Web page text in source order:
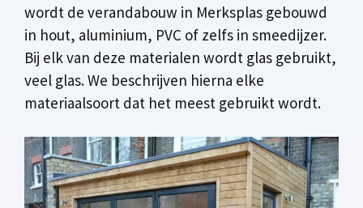
wordt de verandabouw in Merksplas gebouwd
in hout, aluminium, PVC of zelfs in smeedijzer.
Bij elk van deze materialen wordt glas gebruikt,
veel glas. We beschrijven hierna elke
materiaalsoort dat het meest gebruikt wordt.